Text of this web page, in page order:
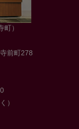
）
前町278
）